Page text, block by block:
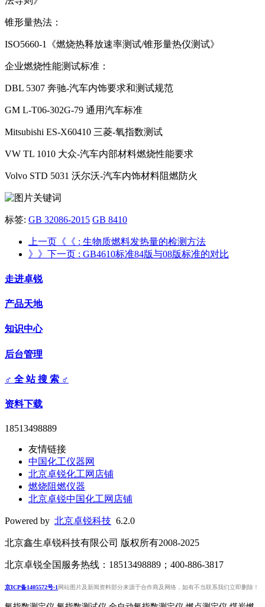
锥形量热法：
ISO5660-1《燃烧热释放速率测试/锥形量热仪测试》
企业燃烧性能测试标准：
DBL 5307 奔驰-汽车内饰要求和测试规范
GM L-T06-302G-79 通用汽车标准
Mitsubishi ES-X60410 三菱-氧指数测试
VW TL 1010 大众-汽车内部材料燃烧性能要求
Volvo STD 5031 沃尔沃-汽车内饰材料阻燃防火
标签: GB 32086-2015 GB 8410
上一页《《 : 生物质燃料发热量的检测方法
》》下一页 : GB4610标准84版与08版标准的对比
走进卓锐
产品天地
知识中心
后台管理
♂ 全 站 搜 索 ♂
资料下载
18513498889
友情链接
中国化工仪器网
北京卓锐化工网店铺
燃烧阻燃仪器
北京卓锐中国化工网店铺
Powered by 北京卓锐科技 6.2.0
北京鑫生卓锐科技有限公司 版权所有2008-2025
北京卓锐全国服务热线：18513498889；400-886-3817
京ICP备1405572号-1网站图片及新闻资料部分来源于合作商及网络，如有不当联系我们立即删除！